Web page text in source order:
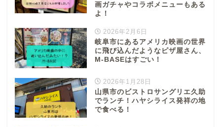
画ガチャやコラボメニューもある
よ！
2026年2月6日
岐阜市にあるアメリカ映画の世界
に飛び込んだようなピザ屋さん、
M-BASEはすごい！
2026年1月28日
山県市のビストロサングリエ久助
でランチ！ハヤシライス発祥の地
で食べる！